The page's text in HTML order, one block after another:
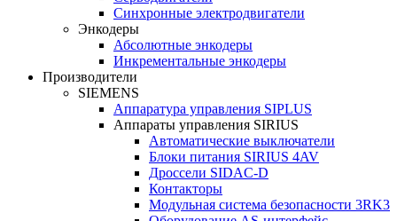
Синхронные электродвигатели
Энкодеры
Абсолютные энкодеры
Инкрементальные энкодеры
Производители
SIEMENS
Аппаратура управления SIPLUS
Аппараты управления SIRIUS
Автоматические выключатели
Блоки питания SIRIUS 4AV
Дроссели SIDAC-D
Контакторы
Модульная система безопасности 3RK3